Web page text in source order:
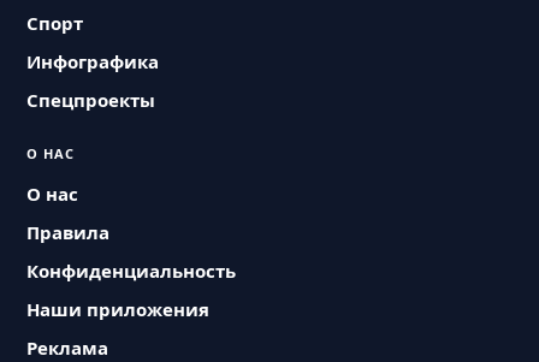
Спорт
Инфографика
Спецпроекты
О НАС
О нас
Правила
Конфиденциальность
Наши приложения
Реклама